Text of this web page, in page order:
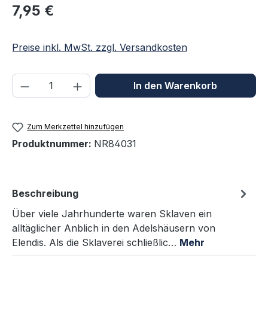
Regulärer Preis:
7,95 €
Preise inkl. MwSt. zzgl. Versandkosten
Produkt Anzahl: Gib denIn den Warenkorb
Zum Merkzettel hinzufügen
Produktnummer: NR84031
Beschreibung
Über viele Jahrhunderte waren Sklaven ein
alltäglicher Anblich in den Adelshäusern von
Elendis. Als die Sklaverei schließlic… Mehr